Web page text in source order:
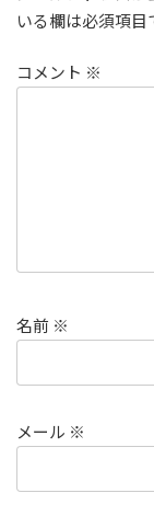
いる欄は必須項目
コメント ※
名前 ※
メール ※